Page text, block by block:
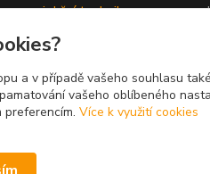
projekční techniky
osvětlovací techniky
ozvučovací techniky
a v případě vašeho souhlasu
vašeho oblíbeného
preferencím. Více k využití cookies